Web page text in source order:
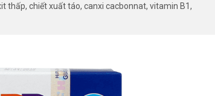
thấp, chiết xuất táo, canxi cacbonnat, vitamin B1,